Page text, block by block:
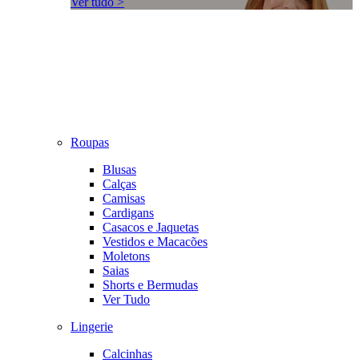
Roupas
Blusas
Calças
Camisas
Cardigans
Casacos e Jaquetas
Vestidos e Macacões
Moletons
Saias
Shorts e Bermudas
Ver Tudo
Lingerie
Calcinhas